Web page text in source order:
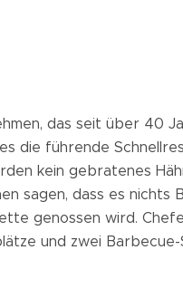
das seit über 40
die führende
kein gebratenes
sagen, dass es nichts
genossen wird.
und zwei Barbecue-